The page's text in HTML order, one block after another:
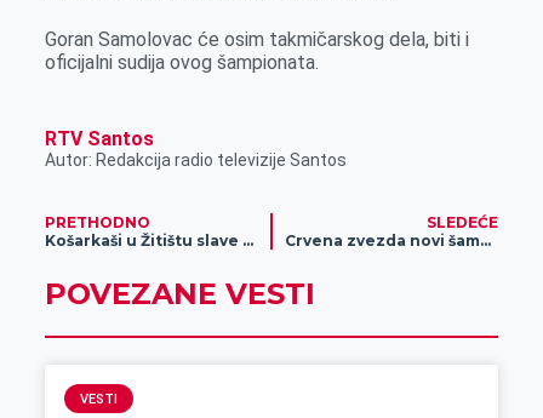
Goran Samolovac će osim takmičarskog dela, biti i
oficijalni sudija ovog šampionata.
RTV Santos
Autor: Redakcija radio televizije Santos
PRETHODNO
Košarkaši u Žitištu slave Đurđevdan
SLEDEĆE
Crvena zvezda novi šampion u stonom tenisu
POVEZANE VESTI
VESTI